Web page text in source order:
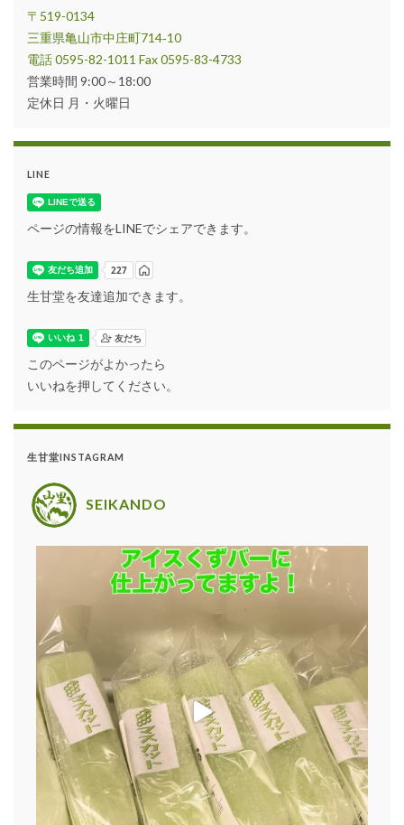
〒519-0134
三重県亀山市中庄町714‐10
電話 0595-82-1011 Fax 0595-83-4733
営業時間 9:00～18:00
定休日 月・火曜日
LINE
ページの情報をLINEでシェアできます。
生甘堂を友達追加できます。
このページがよかったら
いいねを押してください。
生甘堂INSTAGRAM
SEIKANDO